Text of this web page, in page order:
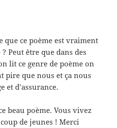
que ce poème est vraiment
Peut être que dans des
lit ce genre de poème on
pire que nous et ça nous
et d’assurance.
beau poème. Vous vivez
de jeunes ! Merci